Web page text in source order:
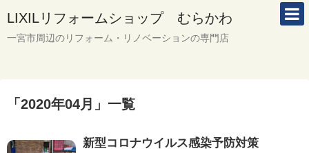
LIXILリフォームショップ むらかわ
一宮市周辺のリフォーム・リノベーションの専門店
「 2020年04月 」 一覧
新型コロナウイルス感染予防対策